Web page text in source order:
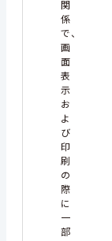
関
係
で、
画
面
表
示
お
よ
び
印
刷
の
際
に
一
部